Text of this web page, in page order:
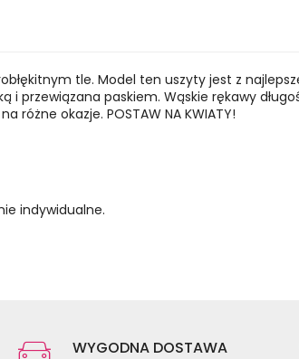
tle. Model ten uszyty jest z
przewiązana paskiem. Wąskie rękawy
okazje. POSTAW NA KWIATY!
indywidualne.
WYGODNA DOSTAWA